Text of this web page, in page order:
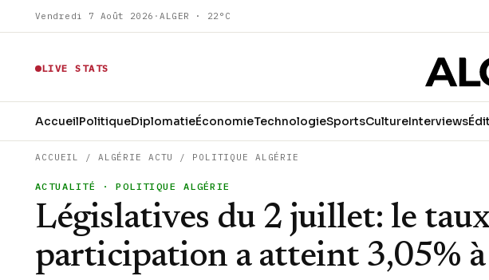
Vendredi 7 Août 2026 ·ALGER · 22°C
LIVE STATS
AccueilPolitiqueDiplomatieÉconomieTechnologieSportsCultureInterviews
ACCUEIL / ALGÉRIE ACTU / POLITIQUE ALGÉRIE
ACTUALITÉ · POLITIQUE ALGÉRIE
Législatives du 2 juillet: le
participation a atteint 3,05% à